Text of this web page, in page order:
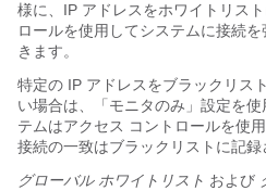
様に、IP アドレスをホワイトリス
ロールを使用してシステムに接続
きます。
特定の IP アドレスをブラックリス
い場合は、「モニタのみ」設定を
テムはアクセス コントロールを使
接続の一致はブラックリストに記録
グローバル ホワイトリスト および